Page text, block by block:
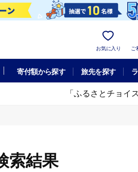
お気に入り ご
寄付額から探す 旅先を探す
「ふるさとチョイ
索結果